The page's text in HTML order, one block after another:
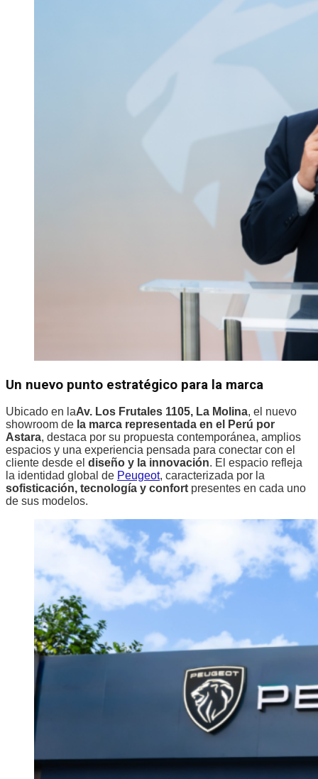
Un nuevo punto estratégico para la marca
Ubicado en laAv. Los Frutales 1105, La Molina, el nuevo
showroom de la marca representada en el Perú por
Astara, destaca por su propuesta contemporánea, amplios
espacios y una experiencia pensada para conectar con el
cliente desde el diseño y la innovación. El espacio refleja
la identidad global de Peugeot, caracterizada por la
sofisticación, tecnología y confort presentes en cada uno
de sus modelos.